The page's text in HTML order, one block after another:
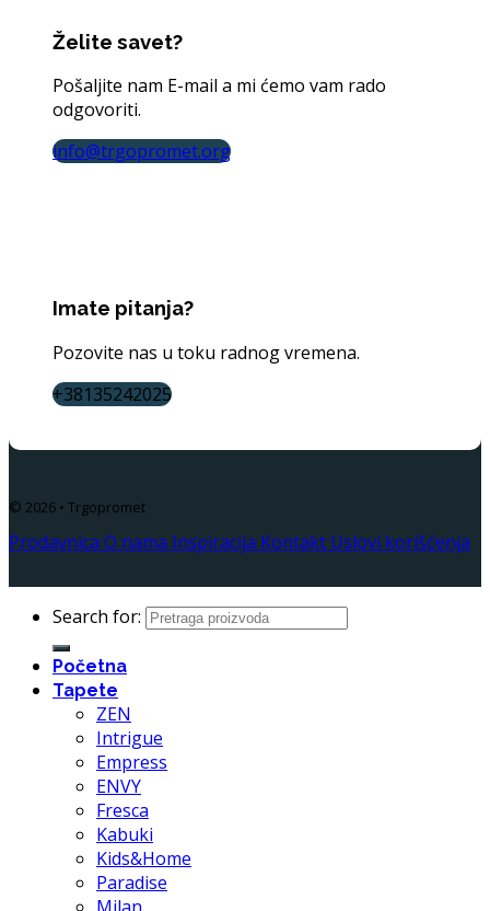
Želite savet?
Pošaljite nam E-mail a mi ćemo vam rado
odgovoriti.
info@trgopromet.org
Imate pitanja?
Pozovite nas u toku radnog vremena.
+38135242025
© 2026 • Trgopromet
Prodavnica O nama Inspiracija Kontakt Uslovi korišćenja
Search for:
Početna
Tapete
ZEN
Intrigue
Empress
ENVY
Fresca
Kabuki
Kids&Home
Paradise